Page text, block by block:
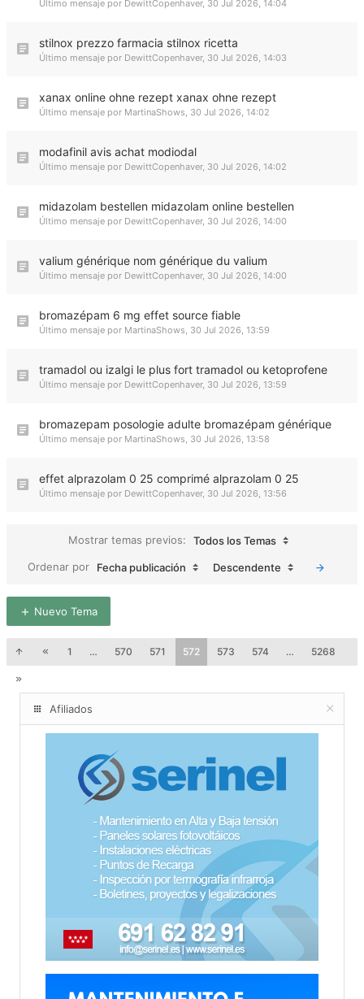
Último mensaje por DewittCopenhaver, 30 Jul 2026, 14:04
stilnox prezzo farmacia stilnox ricetta
Último mensaje por DewittCopenhaver, 30 Jul 2026, 14:03
xanax online ohne rezept xanax ohne rezept
Último mensaje por MartinaShows, 30 Jul 2026, 14:02
modafinil avis achat modiodal
Último mensaje por DewittCopenhaver, 30 Jul 2026, 14:02
midazolam bestellen midazolam online bestellen
Último mensaje por DewittCopenhaver, 30 Jul 2026, 14:00
valium générique nom générique du valium
Último mensaje por DewittCopenhaver, 30 Jul 2026, 14:00
bromazépam 6 mg effet source fiable
Último mensaje por MartinaShows, 30 Jul 2026, 13:59
tramadol ou izalgi le plus fort tramadol ou ketoprofene
Último mensaje por DewittCopenhaver, 30 Jul 2026, 13:59
bromazepam posologie adulte bromazépam générique
Último mensaje por MartinaShows, 30 Jul 2026, 13:58
effet alprazolam 0 25 comprimé alprazolam 0 25
Último mensaje por DewittCopenhaver, 30 Jul 2026, 13:56
Mostrar temas previos:
Todos los Temas
Ordenar por
Fecha publicación Descendente
Nuevo Tema
1 … 570 571 572 573 574 … 5268
Afiliados